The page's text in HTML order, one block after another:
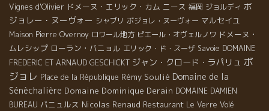
Vignes d'Olivier ドメーヌ・エリック・カム ニース 福岡 ジョルディ ボ
ジョレー・ヌーヴォー シャブリ ボジョレ・ヌーヴォー マルセイユ
Maison Pierre Overnoy ロワール地方 ピエール・オヴェルノワ ドメーヌ・
ムレシップ ローラン・バニョル エリック・ド・スーザ Savoie DOMAINE
FREDERIC ET ARNAUD GESCHICKT ジャン・クロード・ラパリュ ボ
ジョレ Place de la République Rémy Soulié Domaine de la
Sénèchalière Domaine Dominique Derain DOMAINE DAMIEN
BUREAU バニュルス Nicolas Renaud Restaurant Le Verre Volé